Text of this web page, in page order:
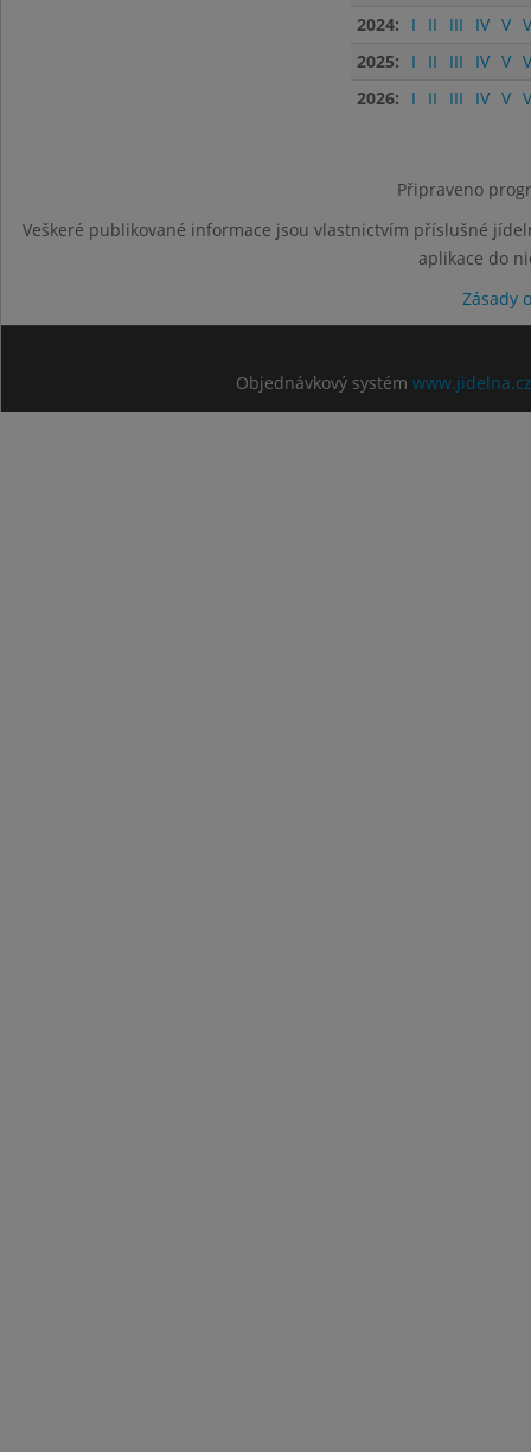
2024:
I II III IV V
2025:
I II III IV V
2026:
I II III IV V
Připraveno
Veškeré publikované informace jsou vlastnictvím příslušné
aplikace do
Zásady
Objednávkový systém www.jidelna.cz